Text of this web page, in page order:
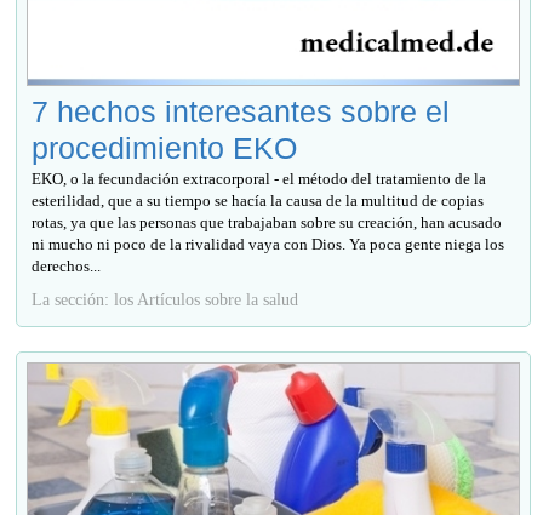
7 hechos interesantes sobre el
procedimiento EKO
EKO, o la fecundación extracorporal - el método del tratamiento de la
esterilidad, que a su tiempo se hacía la causa de la multitud de copias
rotas, ya que las personas que trabajaban sobre su creación, han acusado
ni mucho ni poco de la rivalidad vaya con Dios. Ya poca gente niega los
derechos...
La sección: los Artículos sobre la salud